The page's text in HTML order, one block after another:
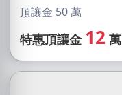
頂讓金 50萬
特惠頂讓金 12 萬